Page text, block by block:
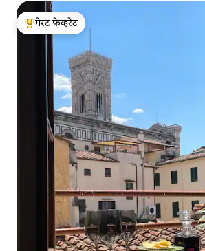
टॉप गेस्ट फेव्हरेट
गेस्ट फेव्हरेट